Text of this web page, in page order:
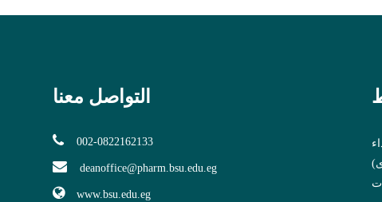
التواصل معنا
002-0822162133
deanoffice@pharm.bsu.edu.eg
www.bsu.edu.eg